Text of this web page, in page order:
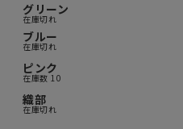
グリーン
在庫切れ
ブルー
在庫切れ
ピンク
在庫数 10
織部
在庫切れ